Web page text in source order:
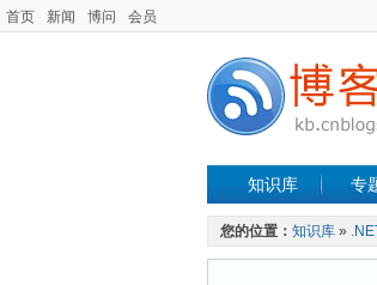
首页 新闻 博问 会员
知识库 专
您的位置： 知识库 »